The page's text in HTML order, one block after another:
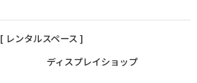
[ レンタルスペース ]
ディスプレイショップ